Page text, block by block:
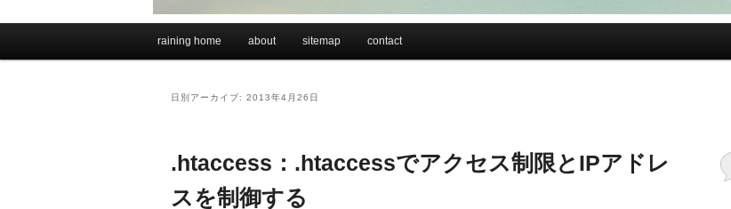
メインメニュー
メインコンテンツへ移動
サブコンテンツへ移動
raining home about sitemap contact
日別アーカイブ: 2013年4月26日
.htaccess：.htaccessでアクセス制限とIPアドレ
スを制御する